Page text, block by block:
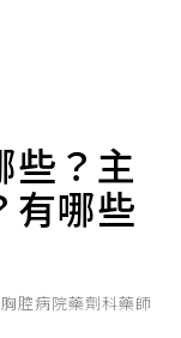
些？主
有哪些
腔病院藥劑科藥師